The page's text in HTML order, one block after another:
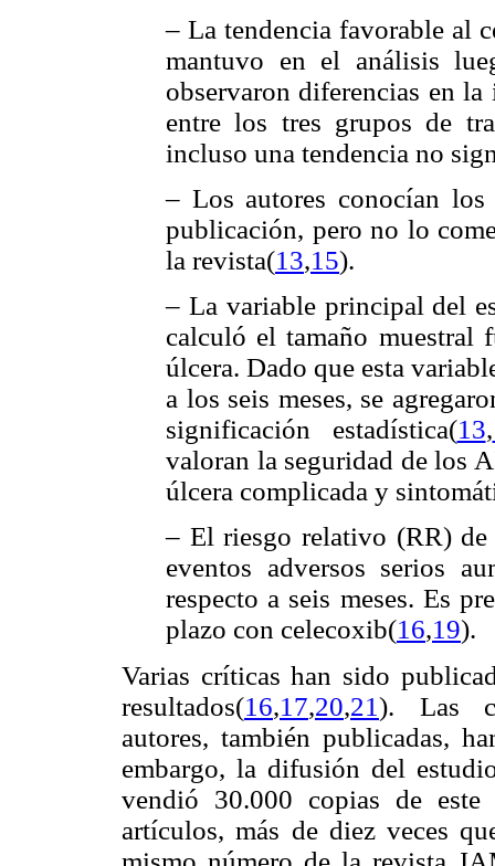
– La tendencia favorable al
mantuvo en el análisis
observaron diferencias en
entre los tres grupos de
incluso una tendencia no
– Los autores conocían
publicación, pero no lo
la revista(13,15).
– La variable principal del
calculó el tamaño muestral
úlcera. Dado que esta
a los seis meses, se
significación estadística(13,
valoran la seguridad de los
úlcera complicada y
– El riesgo relativo (RR) de
eventos adversos serios
respecto a seis meses. Es
plazo con celecoxib(16,19).
Varias críticas han sido
resultados(16,17,20,21). Las
autores, también publicadas,
embargo, la difusión del
vendió 30.000 copias de
artículos, más de diez veces